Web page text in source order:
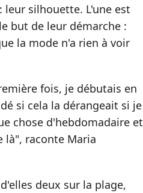
leur silhouette. L'une est
but de leur démarche :
la mode n'a rien à voir
fois, je débutais en
si cela la dérangeait si je
chose d'hebdomadaire et
là", raconte Maria
deux sur la plage,